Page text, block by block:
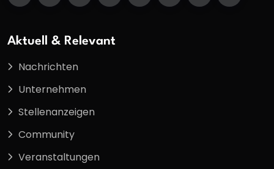
Aktuell & Relevant
Nachrichten
Unternehmen
Stellenanzeigen
Community
Veranstaltungen